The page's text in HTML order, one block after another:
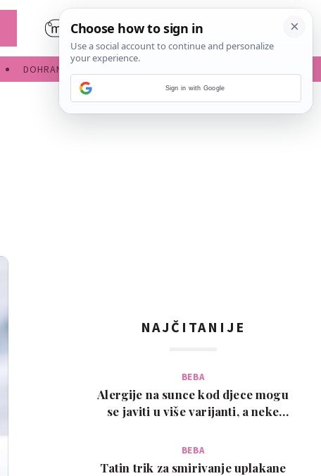
DOHRANA
NAJČITANIJE
BEBA
Alergije na sunce kod djece mogu
se javiti u više varijanti, a neke
BEBA
Tatin trik za smirivanje uplakane
Sign in with Google